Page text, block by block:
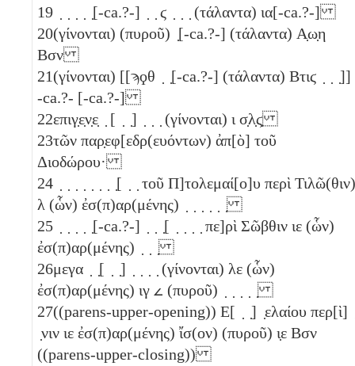
19 ̣ ̣ ̣ ̣ ̣[-ca.?-] ̣ ̣ ϛ ̣ ̣ ̣ (τάλαντα) ια[-ca.?-]
20(γίνονται) (πυροῦ) ̣[-ca.?-] (τάλαντα) Α̣ω̣η
Βσν
21(γίνονται) [[ϡϙθ ̣ ̣[-ca.?-] (τάλαντα) Βτιϛ ̣ ̣ ̣]]
-ca.?- [-ca.?-]
22επιγ̣ε̣ν̣ε̣ ̣ [ ̣ ̣] ̣ ̣ ̣ (γίνονται) ι σ̣λ̣ϛ̣
23τῶν παρ̣εφ[εδρ(ευόντων) ἀπ[ὸ] τοῦ
Διοδώρου·
24 ̣ ̣ ̣ ̣ ̣ ̣ ̣ ̣[ ̣ ̣ τοῦ Π]τολεμαί[ο]υ περὶ Τιλῶ(θιν)
λ (ὧν) ἐσ(π)αρ(μένης) ̣ ̣ ̣ ̣ ̣ ̣
25 ̣ ̣ ̣ ̣ ̣[-ca.?-] ̣ ̣ ̣[ ̣ ̣ ̣ ̣ πε]ρὶ Σῶβθιν ιε (ὧν)
ἐσ(π)αρ(μένης) ̣ ̣ ̣
26μεγα ̣ ̣[ ̣ ̣] ̣ ̣ ̣ ̣ (γίνονται) λε (ὧν)
ἐσ(π)αρ(μένης) ιγ 𐅵 (πυροῦ) ̣ ̣ ̣ ̣ ̣
27((parens-upper-opening)) Ε[ ̣ ̣] ̣ελαίου περ[ὶ] ̣
̣νιν ιε ἐσ(π)αρ(μένης) ἴσ(ον) (πυροῦ) ι̣ε Βσν
((parens-upper-closing))